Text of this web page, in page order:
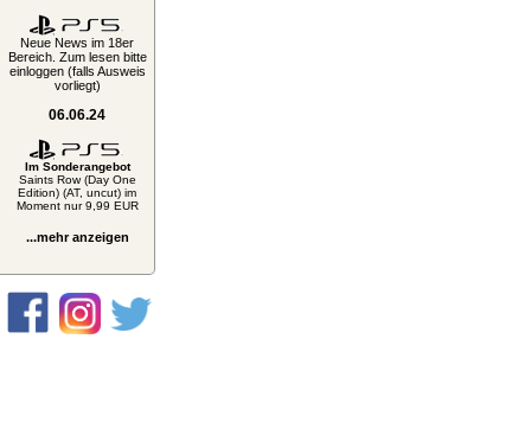
Neue News im 18er
Bereich. Zum lesen bitte
einloggen (falls Ausweis
vorliegt)
06.06.24
Im Sonderangebot
Saints Row (Day One
Edition) (AT, uncut) im
Moment nur 9,99 EUR
...mehr anzeigen